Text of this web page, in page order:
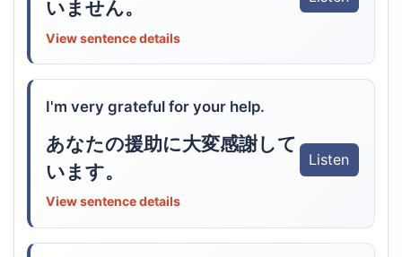
いません。
View sentence details
I'm very grateful for your help.
あなたの援助に大変感謝して
います。
Listen
View sentence details